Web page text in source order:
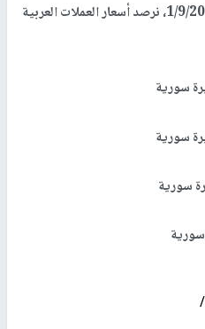
استقرارا اليوم الثلاثاء الموافق 1/9/2020، نرصد أسعار العملات العربية